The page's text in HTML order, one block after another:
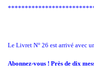
Le Livret N° 26 est arrivé avec
Abonnez-vous ! Près de dix